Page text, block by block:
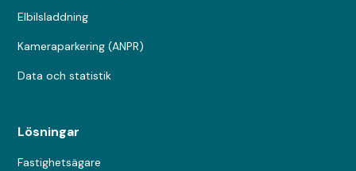
Elbilsladdning
Kameraparkering (ANPR)
Data och statistik
Lösningar
Fastighetsägare